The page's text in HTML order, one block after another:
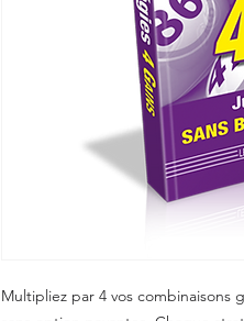
Multipliez par 4 vos combinaisons